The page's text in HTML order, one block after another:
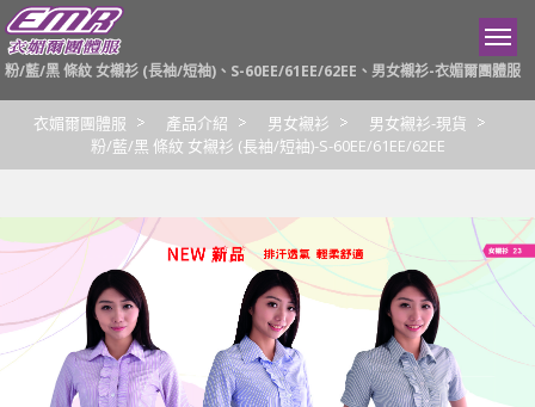
粉/藍/黑 條紋 女襯衫 (長袖/短袖)、S-60EE/61EE/62EE、男女襯衫-衣媚爾團體服
衣媚爾團體服 產品介紹 男女襯衫
男女襯衫-現貨
粉/藍/黑 條紋 女襯衫 (長袖/短袖)-S-60EE/61EE/62EE